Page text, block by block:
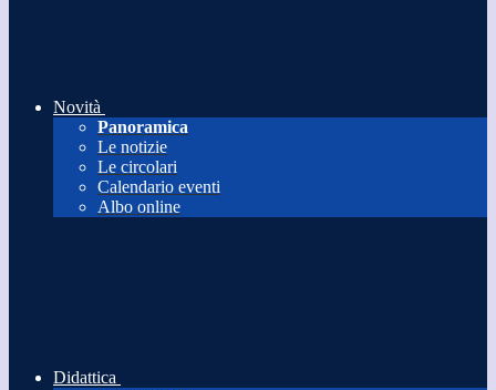
Novità
Panoramica
Le notizie
Le circolari
Calendario eventi
Albo online
Didattica